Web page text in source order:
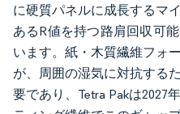
に硬質パネルに成長するマ
あるR値を持つ路肩回収可
います。紙・木質繊維フォ
が、周囲の湿気に対抗する
要であり、Tetra Pakは2027